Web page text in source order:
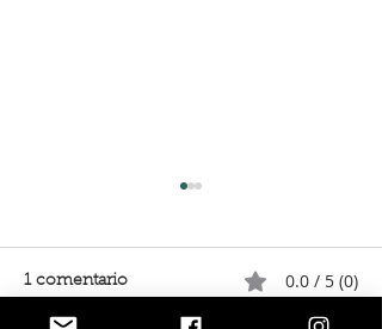
1 comentario 0.0 / 5 (0)